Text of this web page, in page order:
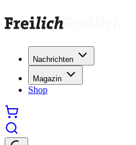
Nachrichten
Magazin
Shop